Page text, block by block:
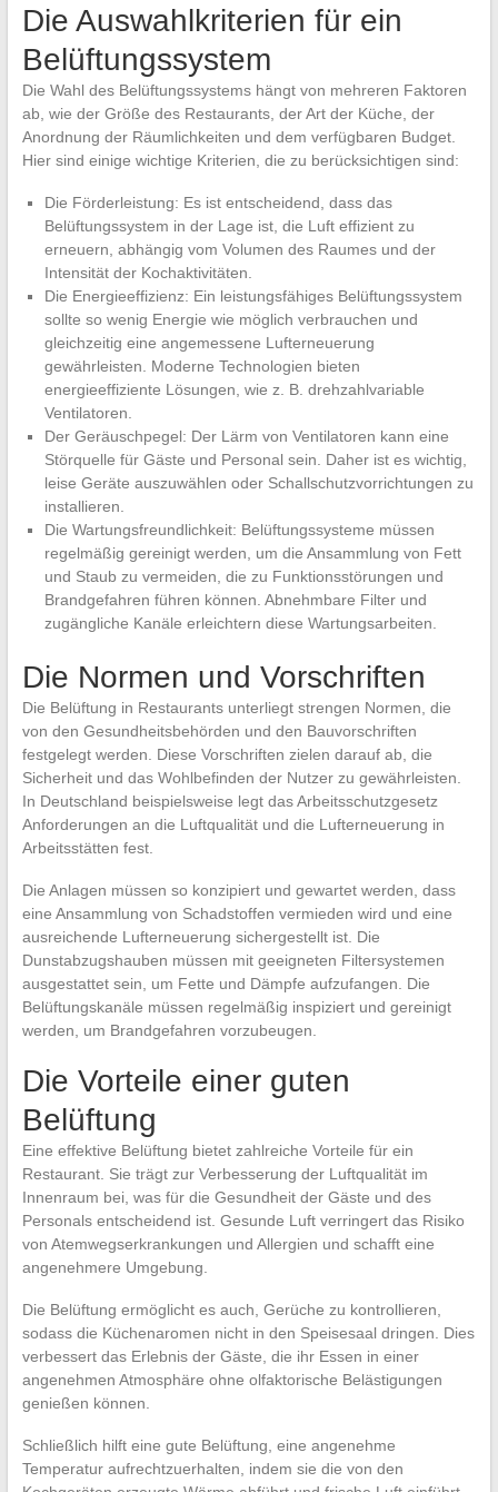
Die Auswahlkriterien für ein
Belüftungssystem
Die Wahl des Belüftungssystems hängt von mehreren Faktoren
ab, wie der Größe des Restaurants, der Art der Küche, der
Anordnung der Räumlichkeiten und dem verfügbaren Budget.
Hier sind einige wichtige Kriterien, die zu berücksichtigen sind:
Die Förderleistung: Es ist entscheidend, dass das
Belüftungssystem in der Lage ist, die Luft effizient zu
erneuern, abhängig vom Volumen des Raumes und der
Intensität der Kochaktivitäten.
Die Energieeffizienz: Ein leistungsfähiges Belüftungssystem
sollte so wenig Energie wie möglich verbrauchen und
gleichzeitig eine angemessene Lufterneuerung
gewährleisten. Moderne Technologien bieten
energieeffiziente Lösungen, wie z. B. drehzahlvariable
Ventilatoren.
Der Geräuschpegel: Der Lärm von Ventilatoren kann eine
Störquelle für Gäste und Personal sein. Daher ist es wichtig,
leise Geräte auszuwählen oder Schallschutzvorrichtungen zu
installieren.
Die Wartungsfreundlichkeit: Belüftungssysteme müssen
regelmäßig gereinigt werden, um die Ansammlung von Fett
und Staub zu vermeiden, die zu Funktionsstörungen und
Brandgefahren führen können. Abnehmbare Filter und
zugängliche Kanäle erleichtern diese Wartungsarbeiten.
Die Normen und Vorschriften
Die Belüftung in Restaurants unterliegt strengen Normen, die
von den Gesundheitsbehörden und den Bauvorschriften
festgelegt werden. Diese Vorschriften zielen darauf ab, die
Sicherheit und das Wohlbefinden der Nutzer zu gewährleisten.
In Deutschland beispielsweise legt das Arbeitsschutzgesetz
Anforderungen an die Luftqualität und die Lufterneuerung in
Arbeitsstätten fest.
Die Anlagen müssen so konzipiert und gewartet werden, dass
eine Ansammlung von Schadstoffen vermieden wird und eine
ausreichende Lufterneuerung sichergestellt ist. Die
Dunstabzugshauben müssen mit geeigneten Filtersystemen
ausgestattet sein, um Fette und Dämpfe aufzufangen. Die
Belüftungskanäle müssen regelmäßig inspiziert und gereinigt
werden, um Brandgefahren vorzubeugen.
Die Vorteile einer guten
Belüftung
Eine effektive Belüftung bietet zahlreiche Vorteile für ein
Restaurant. Sie trägt zur Verbesserung der Luftqualität im
Innenraum bei, was für die Gesundheit der Gäste und des
Personals entscheidend ist. Gesunde Luft verringert das Risiko
von Atemwegserkrankungen und Allergien und schafft eine
angenehmere Umgebung.
Die Belüftung ermöglicht es auch, Gerüche zu kontrollieren,
sodass die Küchenaromen nicht in den Speisesaal dringen. Dies
verbessert das Erlebnis der Gäste, die ihr Essen in einer
angenehmen Atmosphäre ohne olfaktorische Belästigungen
genießen können.
Schließlich hilft eine gute Belüftung, eine angenehme
Temperatur aufrechtzuerhalten, indem sie die von den